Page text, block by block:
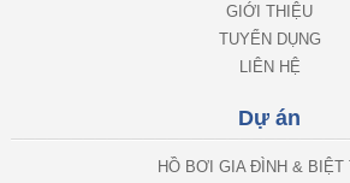
GIỚI THIỆU
TUYỂN DỤNG
LIÊN HỆ
Dự án
HỒ BƠI GIA ĐÌNH & BIỆT